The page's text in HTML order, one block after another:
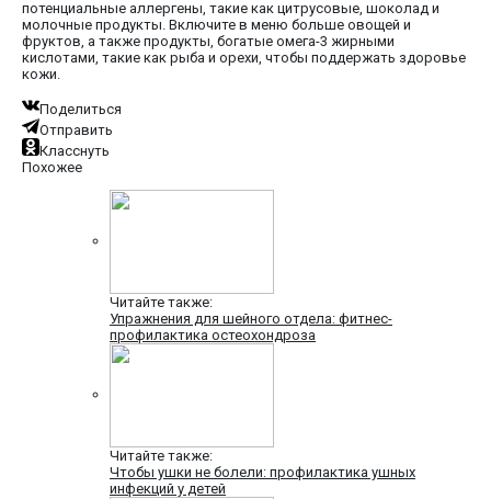
потенциальные аллергены, такие как цитрусовые, шоколад и
молочные продукты. Включите в меню больше овощей и
фруктов, а также продукты, богатые омега-3 жирными
кислотами, такие как рыба и орехи, чтобы поддержать здоровье
кожи.
Поделиться
Отправить
Класснуть
Похожее
Читайте также:
Упражнения для шейного отдела: фитнес-
профилактика остеохондроза
Читайте также:
Чтобы ушки не болели: профилактика ушных
инфекций у детей